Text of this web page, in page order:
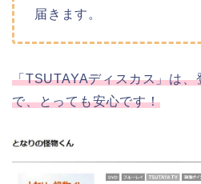
届きます。
「TSUTAYAディスカス」は、
で、とっても安心です！